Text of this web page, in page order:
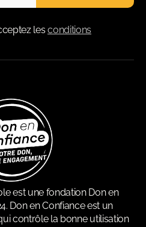
lesconditions
est une fondation Don en
Don en Confiance est un
contrôle la bonne utilisation